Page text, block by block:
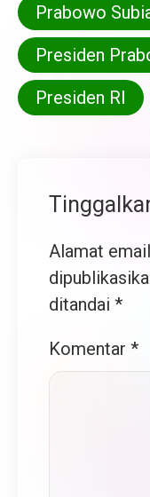
Prabowo
Presiden
Presiden RI
Alamat
ditandai *
Komentar *